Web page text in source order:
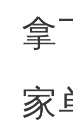
拿
家